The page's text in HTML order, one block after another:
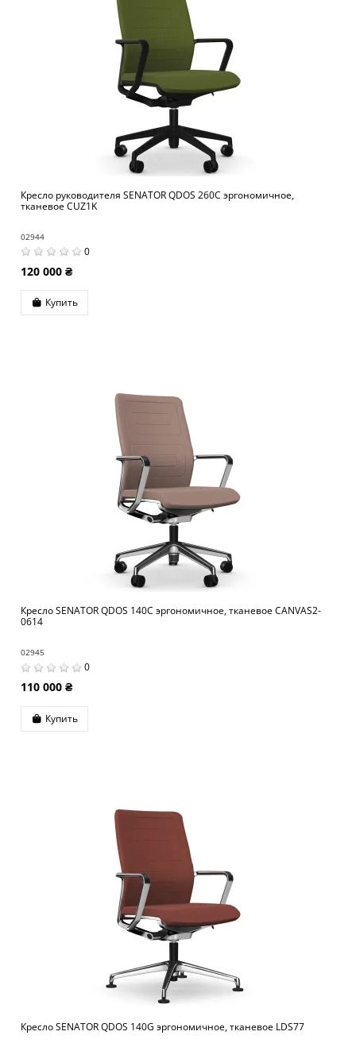
Кресло руководителя SENATOR QDOS 260C эргономичное,
тканевое CUZ1K
02944
0
120 000 ₴
Купить
Кресло SENATOR QDOS 140C эргономичное, тканевое CANVAS2-
0614
02945
0
110 000 ₴
Купить
Кресло SENATOR QDOS 140G эргономичное, тканевое LDS77